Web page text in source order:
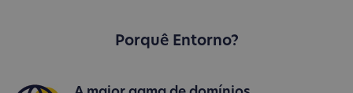
Porquê Entorno?